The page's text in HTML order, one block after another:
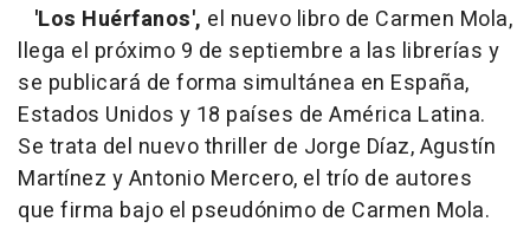
'Los Huérfanos', el nuevo libro de Carmen Mola,
llega el próximo 9 de septiembre a las librerías y
se publicará de forma simultánea en España,
Estados Unidos y 18 países de América Latina.
Se trata del nuevo thriller de Jorge Díaz, Agustín
Martínez y Antonio Mercero, el trío de autores
que firma bajo el pseudónimo de Carmen Mola.